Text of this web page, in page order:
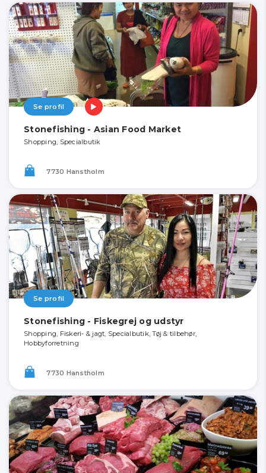
Se profil
Stonefishing - Asian Food Market
Shopping, Specialbutik
7730 Hanstholm
Se profil
Stonefishing - Fiskegrej og udstyr
Shopping, Fiskeri- & jagt, Specialbutik, Tøj & tilbehør,
Hobbyforretning
7730 Hanstholm